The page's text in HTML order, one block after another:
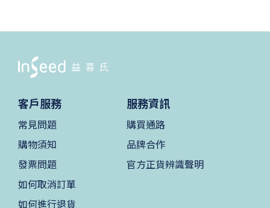
客戶服務
常見問題
購物須知
發票問題
如何取消訂單
如何進行退貨
服務資訊
購買通路
品牌合作
官方正貨辨識聲明